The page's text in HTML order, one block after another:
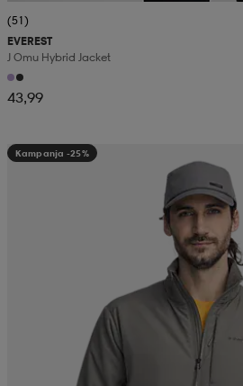
(51)
EVEREST
J Omu Hybrid Jacket
43,99
Kampanja -25%